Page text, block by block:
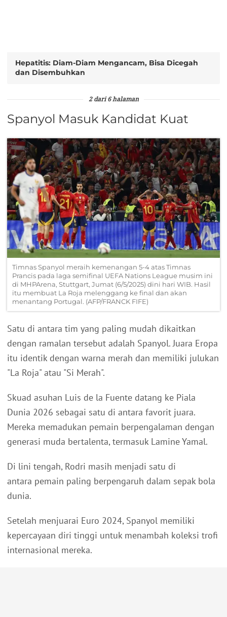
Hepatitis: Diam-Diam Mengancam, Bisa Dicegah
dan Disembuhkan
2 dari 6 halaman
Spanyol Masuk Kandidat Kuat
Timnas Spanyol meraih kemenangan 5-4 atas Timnas
Prancis pada laga semifinal UEFA Nations League musim ini
di MHPArena, Stuttgart, Jumat (6/5/2025) dini hari WIB. Hasil
itu membuat La Roja melenggang ke final dan akan
menantang Portugal. (AFP/FRANCK FIFE)
Satu di antara tim yang paling mudah dikaitkan
dengan ramalan tersebut adalah Spanyol. Juara Eropa
itu identik dengan warna merah dan memiliki julukan
"La Roja" atau "Si Merah".
Skuad asuhan Luis de la Fuente datang ke Piala
Dunia 2026 sebagai satu di antara favorit juara.
Mereka memadukan pemain berpengalaman dengan
generasi muda bertalenta, termasuk Lamine Yamal.
Di lini tengah, Rodri masih menjadi satu di
antara pemain paling berpengaruh dalam sepak bola
dunia.
Setelah menjuarai Euro 2024, Spanyol memiliki
kepercayaan diri tinggi untuk menambah koleksi trofi
internasional mereka.